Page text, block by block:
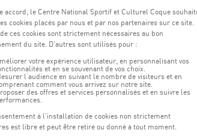
MEETINGRAUM BUCHEN
EVENT ORGANISIEREN
TEAMBUILDUING-EVENT ORGANISIEREN
ANGEBOTE